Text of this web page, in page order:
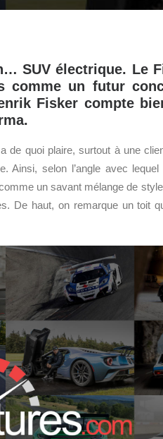
SUV électrique. Le
comme un futur
Fisker compte
de quoi plaire, surtout à une
Ainsi, selon l’angle avec
un savant mélange de
De haut, on remarque un toit